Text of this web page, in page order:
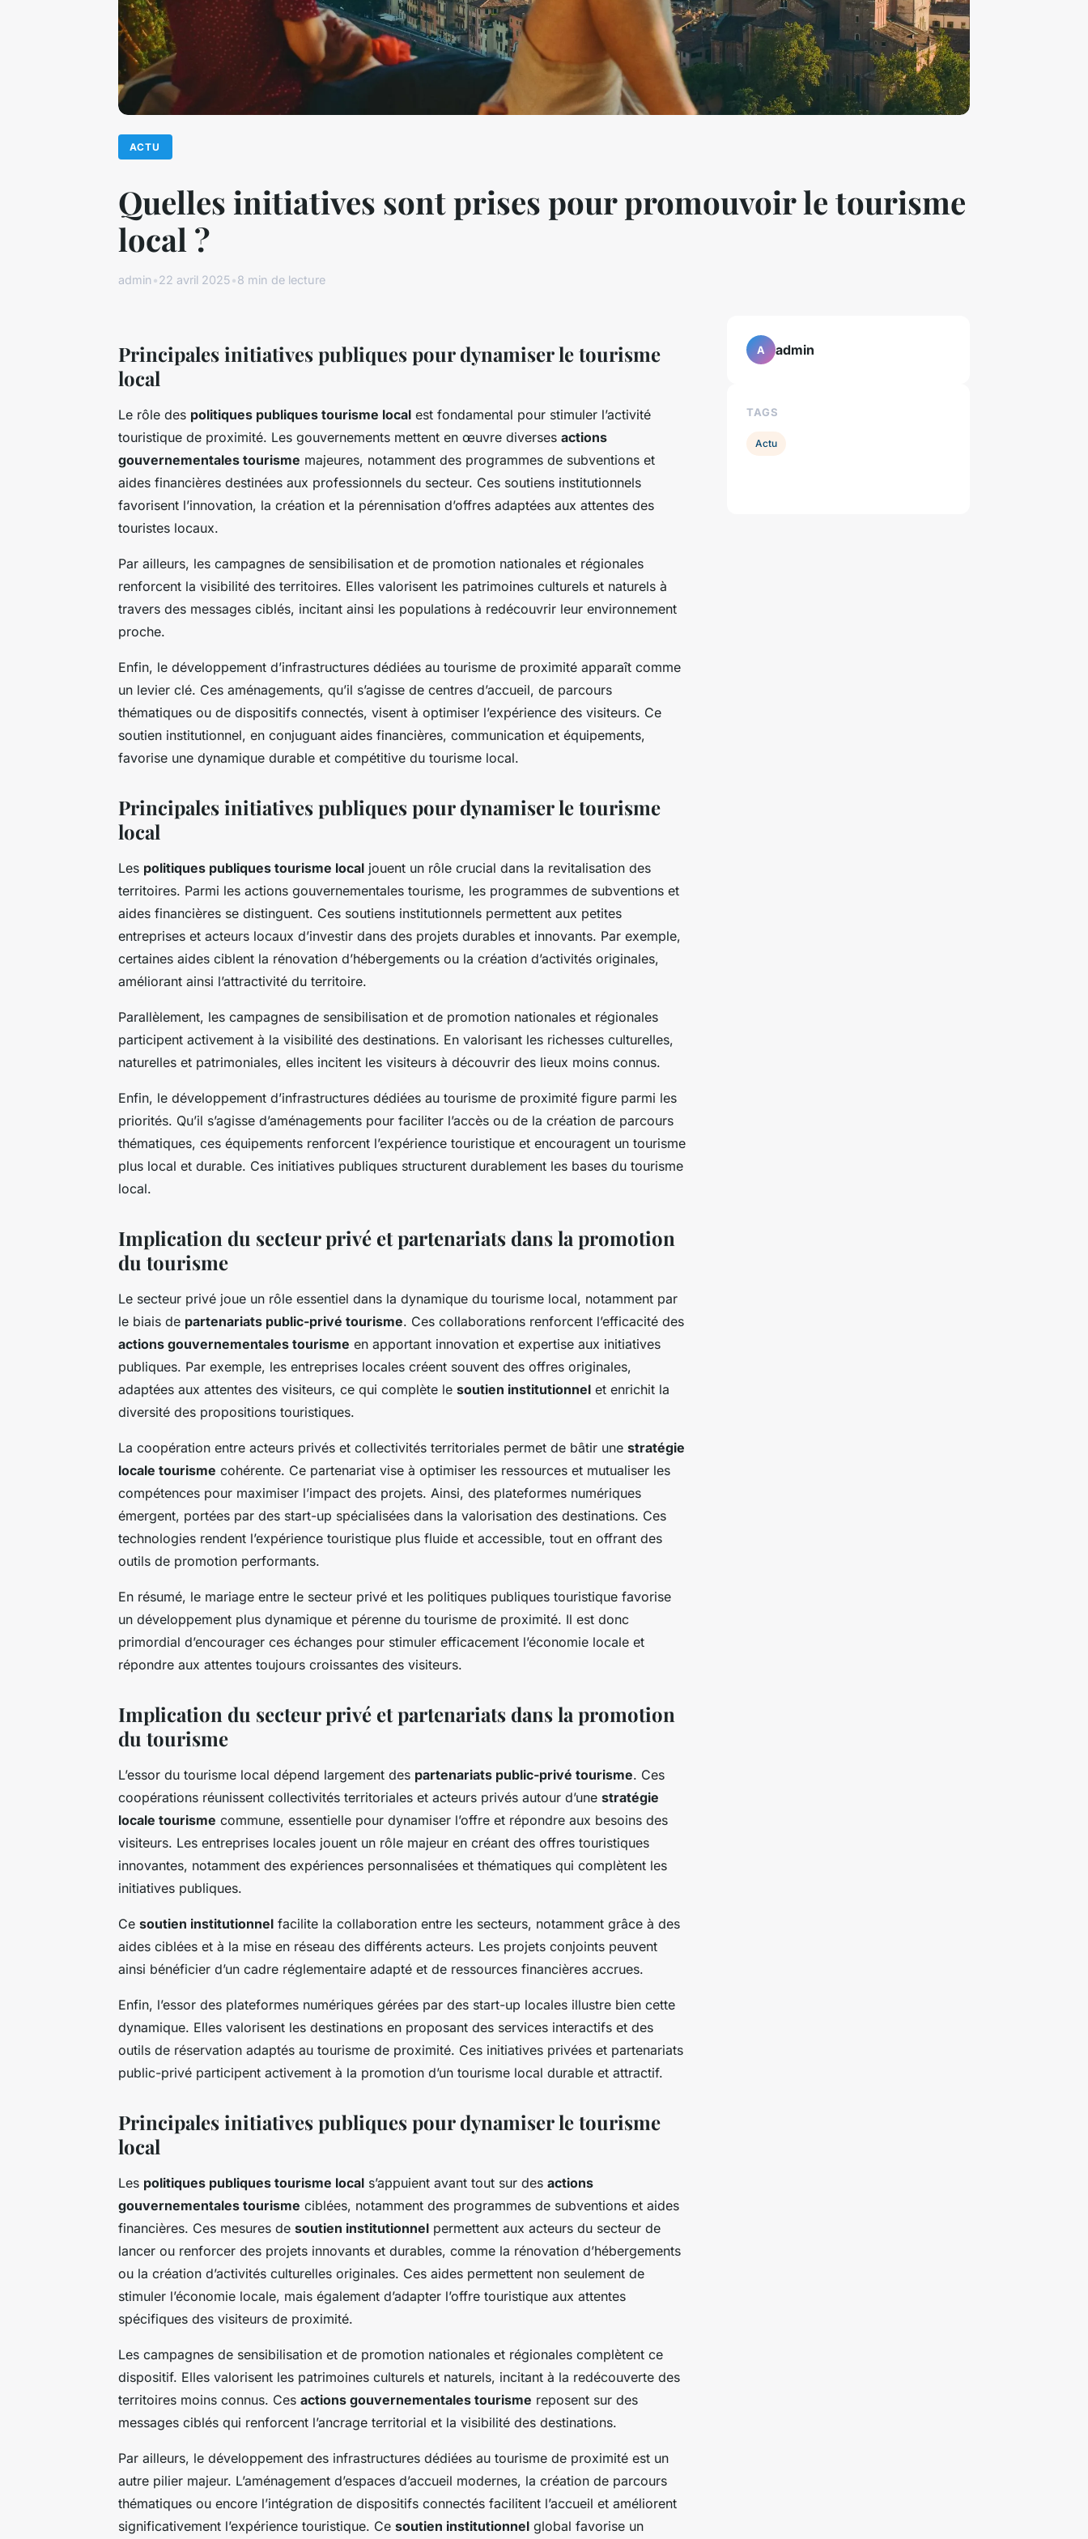
ACTU
Quelles initiatives sont prises pour promouvoir le tourisme
local ?
admin•22 avril 2025•8 min de lecture
Principales initiatives publiques pour dynamiser le tourisme
local
Le rôle des politiques publiques tourisme local est fondamental pour stimuler l’activité
touristique de proximité. Les gouvernements mettent en œuvre diverses actions
gouvernementales tourisme majeures, notamment des programmes de subventions et
aides financières destinées aux professionnels du secteur. Ces soutiens institutionnels
favorisent l’innovation, la création et la pérennisation d’offres adaptées aux attentes des
touristes locaux.
Par ailleurs, les campagnes de sensibilisation et de promotion nationales et régionales
renforcent la visibilité des territoires. Elles valorisent les patrimoines culturels et naturels à
travers des messages ciblés, incitant ainsi les populations à redécouvrir leur environnement
proche.
Enfin, le développement d’infrastructures dédiées au tourisme de proximité apparaît comme
un levier clé. Ces aménagements, qu’il s’agisse de centres d’accueil, de parcours
thématiques ou de dispositifs connectés, visent à optimiser l’expérience des visiteurs. Ce
soutien institutionnel, en conjuguant aides financières, communication et équipements,
favorise une dynamique durable et compétitive du tourisme local.
Principales initiatives publiques pour dynamiser le tourisme
local
Les politiques publiques tourisme local jouent un rôle crucial dans la revitalisation des
territoires. Parmi les actions gouvernementales tourisme, les programmes de subventions et
aides financières se distinguent. Ces soutiens institutionnels permettent aux petites
entreprises et acteurs locaux d’investir dans des projets durables et innovants. Par exemple,
certaines aides ciblent la rénovation d’hébergements ou la création d’activités originales,
améliorant ainsi l’attractivité du territoire.
Parallèlement, les campagnes de sensibilisation et de promotion nationales et régionales
participent activement à la visibilité des destinations. En valorisant les richesses culturelles,
naturelles et patrimoniales, elles incitent les visiteurs à découvrir des lieux moins connus.
Enfin, le développement d’infrastructures dédiées au tourisme de proximité figure parmi les
priorités. Qu’il s’agisse d’aménagements pour faciliter l’accès ou de la création de parcours
thématiques, ces équipements renforcent l’expérience touristique et encouragent un tourisme
plus local et durable. Ces initiatives publiques structurent durablement les bases du tourisme
local.
Implication du secteur privé et partenariats dans la promotion
du tourisme
Le secteur privé joue un rôle essentiel dans la dynamique du tourisme local, notamment par
le biais de partenariats public-privé tourisme. Ces collaborations renforcent l’efficacité des
actions gouvernementales tourisme en apportant innovation et expertise aux initiatives
publiques. Par exemple, les entreprises locales créent souvent des offres originales,
adaptées aux attentes des visiteurs, ce qui complète le soutien institutionnel et enrichit la
diversité des propositions touristiques.
La coopération entre acteurs privés et collectivités territoriales permet de bâtir une stratégie
locale tourisme cohérente. Ce partenariat vise à optimiser les ressources et mutualiser les
compétences pour maximiser l’impact des projets. Ainsi, des plateformes numériques
émergent, portées par des start-up spécialisées dans la valorisation des destinations. Ces
technologies rendent l’expérience touristique plus fluide et accessible, tout en offrant des
outils de promotion performants.
En résumé, le mariage entre le secteur privé et les politiques publiques touristique favorise
un développement plus dynamique et pérenne du tourisme de proximité. Il est donc
primordial d’encourager ces échanges pour stimuler efficacement l’économie locale et
répondre aux attentes toujours croissantes des visiteurs.
Implication du secteur privé et partenariats dans la promotion
du tourisme
L’essor du tourisme local dépend largement des partenariats public-privé tourisme. Ces
coopérations réunissent collectivités territoriales et acteurs privés autour d’une stratégie
locale tourisme commune, essentielle pour dynamiser l’offre et répondre aux besoins des
visiteurs. Les entreprises locales jouent un rôle majeur en créant des offres touristiques
innovantes, notamment des expériences personnalisées et thématiques qui complètent les
initiatives publiques.
Ce soutien institutionnel facilite la collaboration entre les secteurs, notamment grâce à des
aides ciblées et à la mise en réseau des différents acteurs. Les projets conjoints peuvent
ainsi bénéficier d’un cadre réglementaire adapté et de ressources financières accrues.
Enfin, l’essor des plateformes numériques gérées par des start-up locales illustre bien cette
dynamique. Elles valorisent les destinations en proposant des services interactifs et des
outils de réservation adaptés au tourisme de proximité. Ces initiatives privées et partenariats
public-privé participent activement à la promotion d’un tourisme local durable et attractif.
Principales initiatives publiques pour dynamiser le tourisme
local
Les politiques publiques tourisme local s’appuient avant tout sur des actions
gouvernementales tourisme ciblées, notamment des programmes de subventions et aides
financières. Ces mesures de soutien institutionnel permettent aux acteurs du secteur de
lancer ou renforcer des projets innovants et durables, comme la rénovation d’hébergements
ou la création d’activités culturelles originales. Ces aides permettent non seulement de
stimuler l’économie locale, mais également d’adapter l’offre touristique aux attentes
spécifiques des visiteurs de proximité.
Les campagnes de sensibilisation et de promotion nationales et régionales complètent ce
dispositif. Elles valorisent les patrimoines culturels et naturels, incitant à la redécouverte des
territoires moins connus. Ces actions gouvernementales tourisme reposent sur des
messages ciblés qui renforcent l’ancrage territorial et la visibilité des destinations.
Par ailleurs, le développement des infrastructures dédiées au tourisme de proximité est un
autre pilier majeur. L’aménagement d’espaces d’accueil modernes, la création de parcours
thématiques ou encore l’intégration de dispositifs connectés facilitent l’accueil et améliorent
significativement l’expérience touristique. Ce soutien institutionnel global favorise un
A admin
TAGS
Actu